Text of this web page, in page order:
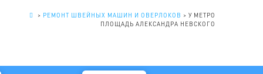
> РЕМОНТ ШВЕЙНЫХ МАШИН И ОВЕРЛОКОВ > У МЕТРО
ПЛОЩАДЬ АЛЕКСАНДРА НЕВСКОГО